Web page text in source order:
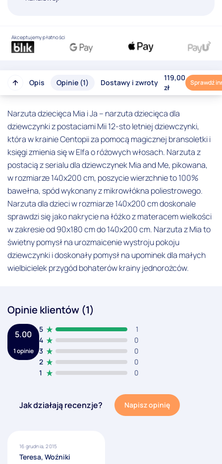
Akceptujemy płatności
Opis Opinie (1) Dostawy i zwroty
119,00
zł
Sprawdź
Narzuta dziecięca Mia i Ja – narzuta dziecięca dla
dziewczynki z postaciami Mii 12-sto letniej dziewczynki,
która w krainie Centopii za pomocą magicznej bransoletki i
księgi zmienia się w Elfa o różowych włosach. Narzuta z
postacią z serialu dla dziewczynek Mia and Me, pikowana,
w rozmiarze 140x200 cm, poszycie wierzchnie to 100%
bawełna, spód wykonany z mikrowłókna poliestrowego.
Narzuta dla dzieci w rozmiarze 140x200 cm doskonale
sprawdzi się jako nakrycie na łóżko z materacem wielkości
w zakresie od 90x180 cm do 140x200 cm. Narzuta z Mia to
świetny pomysł na urozmaicenie wystroju pokoju
dziewczynki i doskonały pomysł na upominek dla małych
wielbicielek przygód bohaterów krainy jednorożców.
Opinie klientów (1)
5.00
1 opinie
1 0
2 0
3 0
4 0
5 1
Jak działają recenzje? Napisz opinię
16 grudnia, 2015
Teresa, Woźniki